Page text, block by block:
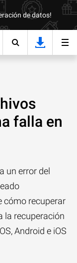
de datos!
falla en
un error del
cómo recuperar
la recuperación
Android e iOS